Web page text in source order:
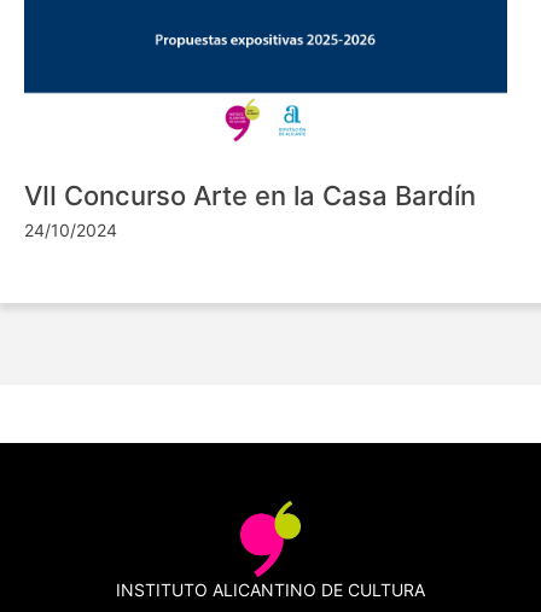
VII Concurso Arte en la Casa Bardín
24/10/2024
INSTITUTO ALICANTINO DE CULTURA